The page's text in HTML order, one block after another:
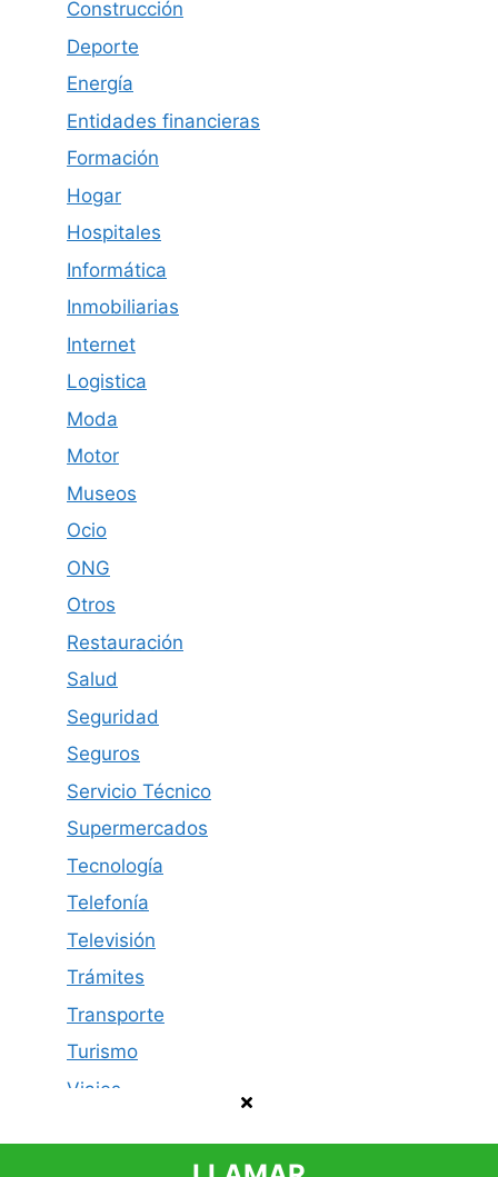
Construcción
Deporte
Energía
Entidades financieras
Formación
Hogar
Hospitales
Informática
Inmobiliarias
Internet
Logistica
Moda
Motor
Museos
Ocio
ONG
Otros
Restauración
Salud
Seguridad
Seguros
Servicio Técnico
Supermercados
Tecnología
Telefonía
Televisión
Trámites
Transporte
Turismo
Viajes